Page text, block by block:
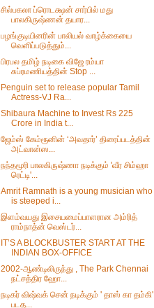
சில்பகலா ப்ரொடக்ஷன் சார்பில் மது
பாலகிருஷ்ணன் தயார...
பழங்குடியினரின் பாலியல் வாழ்க்கையை
வெளிப்படுத்தும்...
பிரபல தமிழ் நடிகை விஜே ரம்யா
சுப்ரமணியத்தின் Stop ...
Penguin set to release popular Tamil
Actress-VJ Ra...
Shibaura Machine to Invest Rs 225
Crore in India t...
ஜேம்ஸ் கேம்ரூனின் ‘அவதார்’ திரைப்படத்தின்
அட்வான்ஸ...
நந்தமூரி பாலகிருஷ்ணா நடிக்கும் 'வீர சிம்ஹா
ரெட்டி'...
Amrit Ramnath is a young musician who
is steeped i...
இளம்வயது இசையமைப்பாளரான அம்ரித்
ராம்நாத்ன் வெஸ்டர்...
IT’S A BLOCKBUSTER START AT THE
INDIAN BOX-OFFICE
2002-ஆண்டிலிருந்து , The Park Chennai
நட்சத்திர ஹோ...
நடிகர் விஷ்வக் சென் நடிக்கும் ' தாஸ் கா தம்கி'
படத...